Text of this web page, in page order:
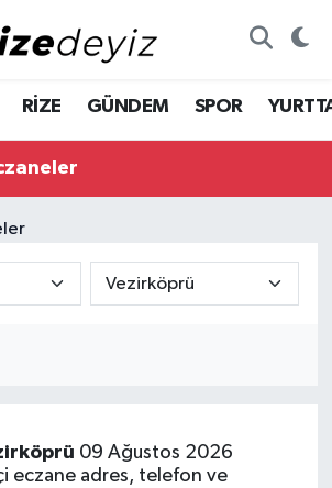
RİZE GÜNDEM SPOR
09 Ağustos 2026
eczane adres, telefon ve
Haritası